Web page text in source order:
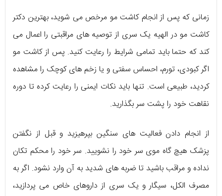
زمانی که پس از انجام کاشت مو مرخص می‌ شوید، بهترین دکتر
کاشت مو در الهیه یک سری از توصیه‌ های مراقبتی را اعمال می‌
کند که حتما باید تمامی شرایط را رعایت کنید. پس از کاشت مو
اگر کبودی، تورم، احساس سفتی و یا زخم‌ های کوچک را مشاهده
کردید، طبیعی است. تنها باید نکات ایمنی را رعایت کرده تا دوره‌
نقاهت خود را پشت سر بگذارید.
از انجام دادن فعالیت‌ های سنگین بپرهیزید و قبل از نگفتن
پزشک هیچ گاه موی سر خود را نشویید. سر خود را محکم تکان
نداده و مراقب باشید تا ضربه‌ های شدید به آن وارد نشود. اگر به
مصرف الکل، سیگار و یک سری از داروهای خاص می‌ پردازید،